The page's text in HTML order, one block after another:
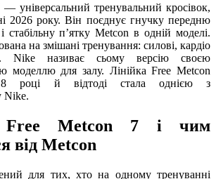
універсальний тренувальний кросівок,
2026 року. Він поєднує гнучку передню
стабільну пʼятку Metcon в одній моделі.
на змішані тренування: силові, кардіо
Nike називає сьому версію своєю
моделлю для залу. Лінійка Free Metcon
році й відтоді стала однією з
Nike.
Free Metcon 7 і чим
від Metcon
для тих, хто на одному тренуванні